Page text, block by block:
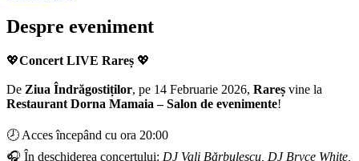
Despre eveniment
💖Concert LIVE Rareș 💖
De Ziua Îndrăgostiților, pe 14 Februarie 2026, Rareș vine la
Restaurant Dorna Mamaia – Salon de evenimente!
🕗 Acces începând cu ora 20:00
🎧 În deschiderea concertului: DJ Vali Bărbulescu, DJ Brvce White,